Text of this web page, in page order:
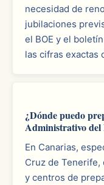
necesidad de
jubilaciones
el BOE y el
las cifras exactas
¿Dónde puedo
Administrativo del
En Canarias,
Cruz de Tenerife,
y centros de